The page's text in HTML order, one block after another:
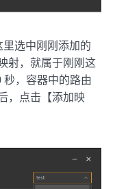
选中刚刚添加的
射，就属于刚刚这
，容器中的路由
，点击【添加映